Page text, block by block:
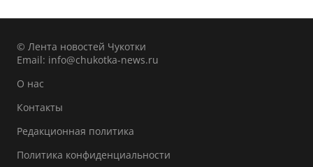
© Лента новостей Чукотки
Email: info@chukotka-news.ru
О нас
Контакты
Редакционная политика
Политика конфиденциальности